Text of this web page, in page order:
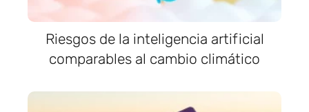
Riesgos de la inteligencia artificial
comparables al cambio climático